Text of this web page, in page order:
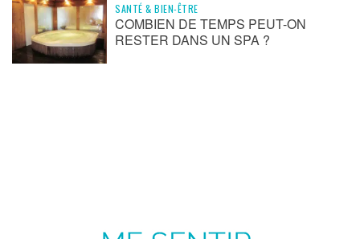
SANTÉ & BIEN-ÊTRE
COMBIEN DE TEMPS PEUT-ON
RESTER DANS UN SPA ?